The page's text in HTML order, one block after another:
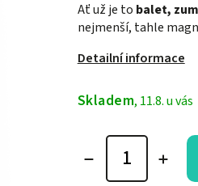
Ať už je to balet,
nejmenší, tahle
Detailní informace
Skladem, 11.8. u vás